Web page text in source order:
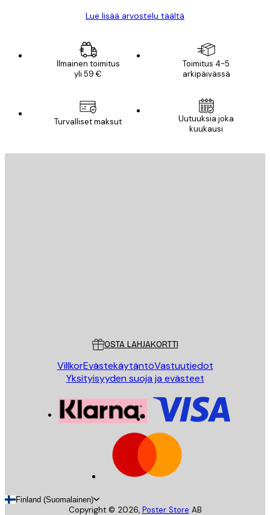
Lue lisää arvostelu täältä
Ilmainen toimitus
yli 59 €
Toimitus 4-5
arkipäivässä
Turvalliset maksut
Uutuuksia joka
kuukausi
OSTA LAHJAKORTTI
VillkorEvästekäytäntöVastuutiedot
Yksityisyyden suoja ja evästeet
Finland (Suomalainen)
Copyright © 2026, Poster Store AB